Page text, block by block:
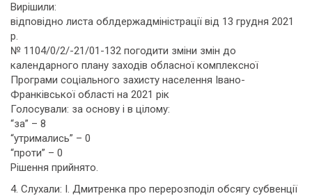
Вирішили:
відповідно листа облдержадміністрації від 13 грудня 2021
р.
№ 1104/0/2/-21/01-132 погодити зміни змін до
календарного плану заходів обласної комплексної
Програми соціального захисту населення Івано-
Франківської області на 2021 рік
Голосували: за основу і в цілому:
“за” – 8
“утримались” – 0
“проти” – 0
Рішення прийнято.
4. Слухали: І. Дмитренка про перерозподіл обсягу субвенції